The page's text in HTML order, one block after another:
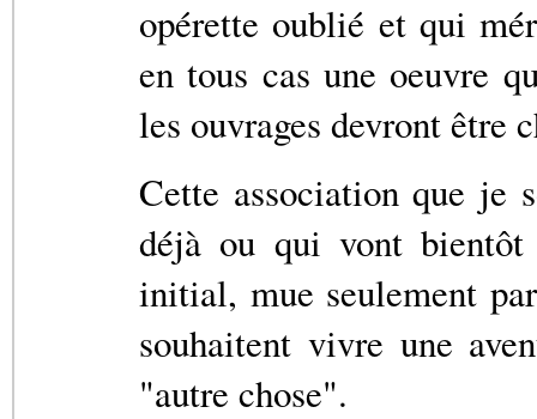
opérette oublié et qui
en tous cas une oeuvre
les ouvrages devront être
Cette association que je
déjà ou qui vont bientôt
initial, mue seulement
souhaitent vivre une
"autre chose".